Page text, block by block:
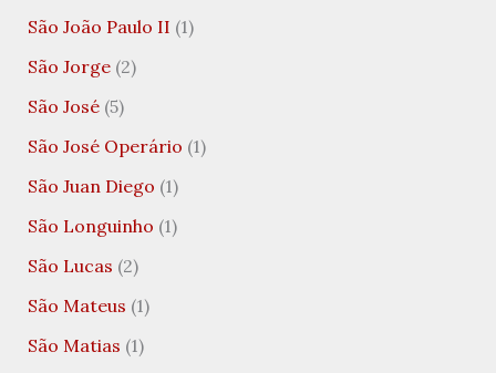
São João Paulo II (1)
São Jorge(2)
São José(5)
São José Operário (1)
São Juan Diego (1)
São Longuinho (1)
São Lucas (2)
São Mateus (1)
São Matias (1)